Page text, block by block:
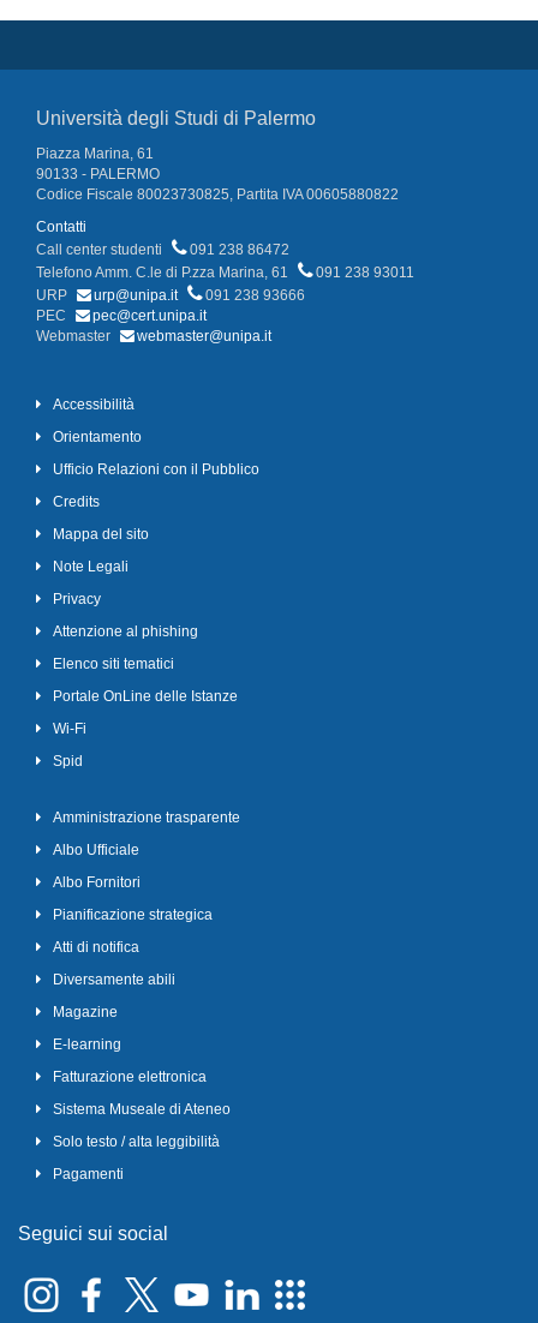
Università degli Studi di Palermo
Piazza Marina, 61
90133 - PALERMO
Codice Fiscale 80023730825, Partita IVA 00605880822
Contatti
Call center studenti
091 238 86472
Telefono Amm. C.le di P.zza Marina, 61
091 238 93011
URP
urp@unipa.it
091 238 93666
PEC
pec@cert.unipa.it
Webmaster
webmaster@unipa.it
Accessibilità
Orientamento
Ufficio Relazioni con il Pubblico
Credits
Mappa del sito
Note Legali
Privacy
Attenzione al phishing
Elenco siti tematici
Portale OnLine delle Istanze
Wi-Fi
Spid
Amministrazione trasparente
Albo Ufficiale
Albo Fornitori
Pianificazione strategica
Atti di notifica
Diversamente abili
Magazine
E-learning
Fatturazione elettronica
Sistema Museale di Ateneo
Solo testo / alta leggibilità
Pagamenti
Seguici sui social